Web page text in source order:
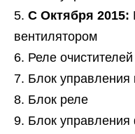
С Октября 2015:
вентилятором
Реле
Блок управления
Блок реле
Блок управления